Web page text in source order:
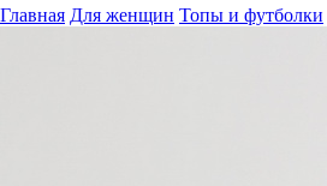
Главная Для женщин Топы и футболки